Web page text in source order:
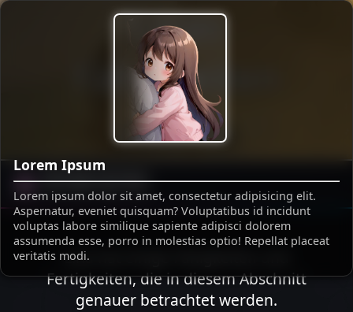
Linas
Fähigkeiten
ZURÜCK ZUR ÜBERSICHT
Die Welt von Lina
Lina hat einige Fähigkeiten und
Fertigkeiten, die in diesem Abschnitt
genauer betrachtet werden.
Lorem Ipsum
Lorem ipsum dolor sit amet, consectetur adipisicing elit.
Aspernatur, eveniet quisquam? Voluptatibus id incidunt
voluptas labore similique sapiente adipisci dolorem
assumenda esse, porro in molestias optio! Repellat placeat
veritatis modi.